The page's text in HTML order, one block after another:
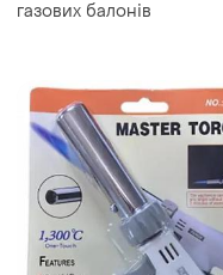
газових балонів